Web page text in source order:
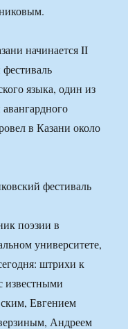
начинается II
языка, один из
в Казани около
поэзии в
университете,
штрихи к
известными
Евгением
Андреем